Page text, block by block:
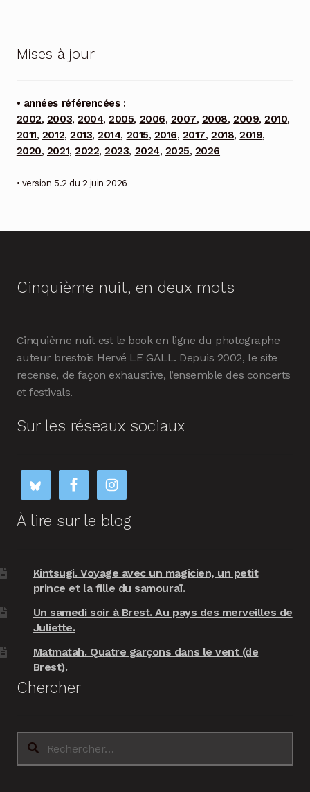
Mises à jour
• années référencées :
2002, 2003,2004,2005, 2006, 2007, 2008,2009,2010,
2011, 2012,2013,2014, 2015, 2016, 2017,2018,2019,
2020, 2021,2022,2023, 2024, 2025, 2026
• version 5.2 du 2 juin 2026
Cinquième nuit, en deux mots
Cinquième nuit est le book en ligne du photographe
auteur brestois Hervé LE GALL. Depuis 2002, le site
recense, de façon exhaustive, l’ensemble des concerts
et festivals.
Sur les réseaux sociaux
À lire sur le blog
Kintsugi. Voyage avec un magicien, un petit
prince et la fille du samouraï.
Un samedi soir à Brest. Au pays des merveilles de
Juliette.
Matmatah. Quatre garçons dans le vent (de
Brest).
Chercher
Rechercher :